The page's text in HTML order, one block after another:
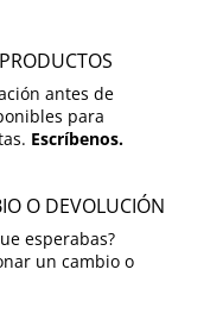
antes de
para
Escríbenos.
O DEVOLUCIÓN
esperabas?
un cambio o